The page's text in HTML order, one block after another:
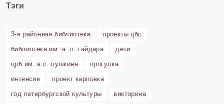
Тэги
3-я районная библиотека
проекты цбс
библиотека им. а. п. гайдара
дети
црб им. а.с. пушкина
прогулка
интенсив
проект карповка
год петербургской культуры
викторина